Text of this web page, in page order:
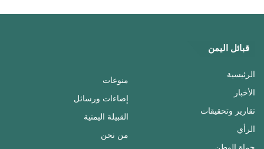
قبائل اليمن
الرئيسية
الأخبار
تقارير وتحقيقات
الرأي
منوعات
إضاءات ورسائل
القبيلة اليمنية
من نحن